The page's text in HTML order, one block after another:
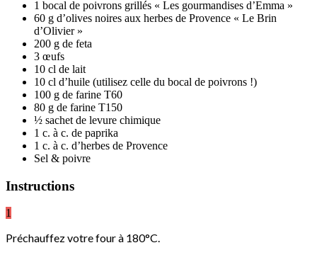
1 bocal de poivrons grillés « Les gourmandises d’Emma »
60 g d’olives noires aux herbes de Provence « Le Brin
d’Olivier »
200 g de feta
3 œufs
10 cl de lait
10 cl d’huile (utilisez celle du bocal de poivrons !)
100 g de farine T60
80 g de farine T150
½ sachet de levure chimique
1 c. à c. de paprika
1 c. à c. d’herbes de Provence
Sel & poivre
Instructions
1
Préchauffez votre four à 180°C.